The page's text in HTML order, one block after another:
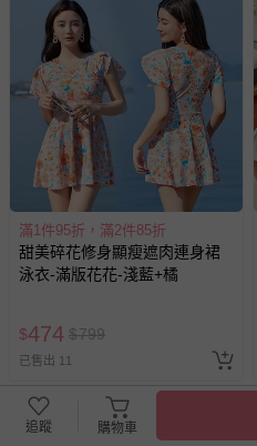
滿1件95折，滿2件85折
甜美碎花修身顯瘦遮肉連身裙
泳衣-滿版花花-淺藍+橘
$474 $799
已售出 11
追蹤 購物車